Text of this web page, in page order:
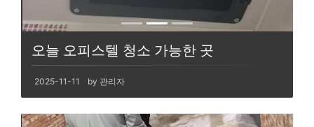
오늘 오피스텔 청소 가능한 곳
2025-11-11 by 관리자